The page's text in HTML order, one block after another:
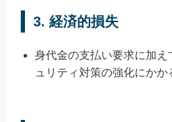
3. 経済的損失
身代金の支払い要求に加え
ュリティ対策の強化にかか